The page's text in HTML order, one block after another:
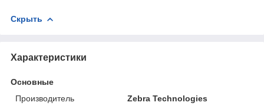
Скрыть
Характеристики
Основные
Производитель
Zebra Technologies